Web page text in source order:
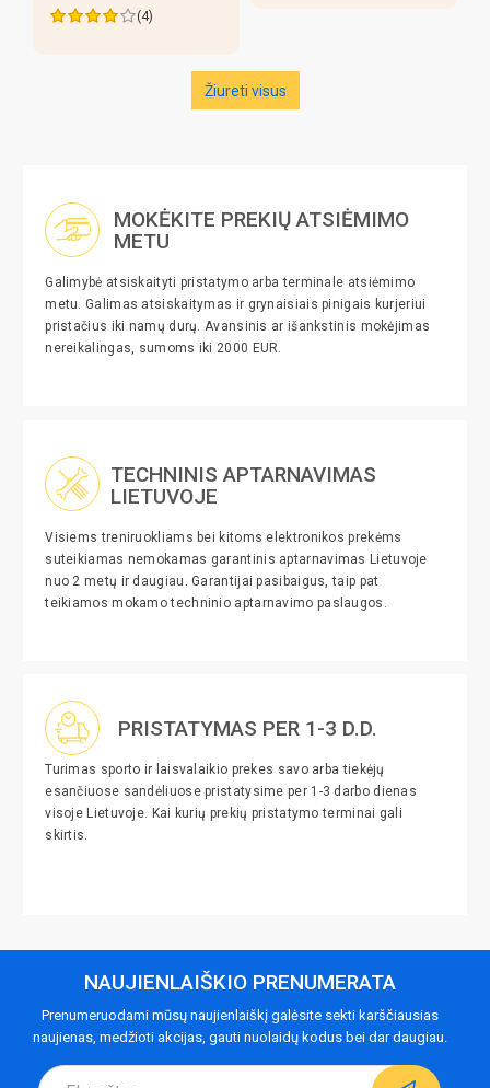
(4)
Žiureti visus
MOKĖKITE PREKIŲ ATSIĖMIMO
METU
Galimybė atsiskaityti pristatymo arba terminale atsiėmimo
metu. Galimas atsiskaitymas ir grynaisiais pinigais kurjeriui
pristačius iki namų durų. Avansinis ar išankstinis mokėjimas
nereikalingas, sumoms iki 2000 EUR.
TECHNINIS APTARNAVIMAS
LIETUVOJE
Visiems treniruokliams bei kitoms elektronikos prekėms
suteikiamas nemokamas garantinis aptarnavimas Lietuvoje
nuo 2 metų ir daugiau. Garantijai pasibaigus, taip pat
teikiamos mokamo techninio aptarnavimo paslaugos.
PRISTATYMAS PER 1-3 D.D.
Turimas sporto ir laisvalaikio prekes savo arba tiekėjų
esančiuose sandėliuose pristatysime per 1-3 darbo dienas
visoje Lietuvoje. Kai kurių prekių pristatymo terminai gali
skirtis.
NAUJIENLAIŠKIO PRENUMERATA
Prenumeruodami mūsų naujienlaiškį galėsite sekti karščiausias
naujienas, medžioti akcijas, gauti nuolaidų kodus bei dar daugiau.